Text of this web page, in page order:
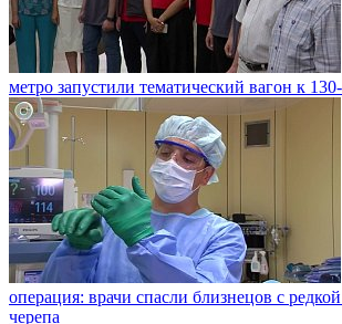
метро запустили тематический вагон к
операция: врачи спасли близнецов с
черепа